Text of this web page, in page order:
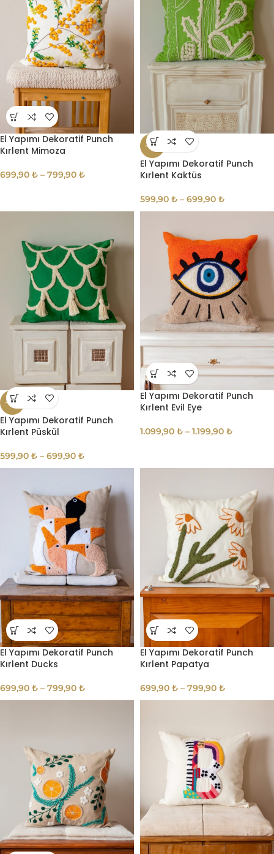
El Yapımı Dekoratif Punch
Kırlent Mimoza
699,90 ₺ – 799,90 ₺
-14%
El Yapımı Dekoratif Punch
Kırlent Kaktüs
599,90 ₺ – 699,90 ₺
-14%
El Yapımı Dekoratif Punch
Kırlent Püskül
599,90 ₺ – 699,90 ₺
El Yapımı Dekoratif Punch
Kırlent Evil Eye
1.099,90 ₺ – 1.199,90 ₺
El Yapımı Dekoratif Punch
Kırlent Ducks
699,90 ₺ – 799,90 ₺
El Yapımı Dekoratif Punch
Kırlent Papatya
699,90 ₺ – 799,90 ₺